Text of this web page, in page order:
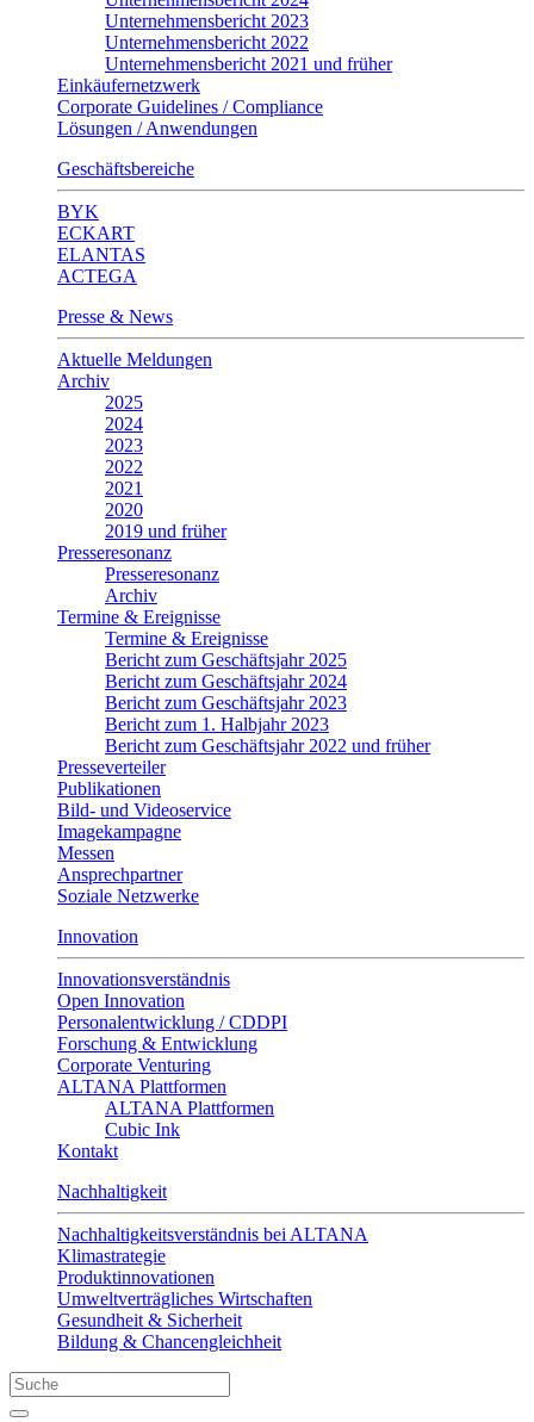
Unternehmensbericht 2023
Unternehmensbericht 2022
Unternehmensbericht 2021 und früher
Einkäufernetzwerk
Corporate Guidelines / Compliance
Lösungen / Anwendungen
Geschäftsbereiche
BYK
ECKART
ELANTAS
ACTEGA
Presse & News
Aktuelle Meldungen
Archiv
2025
2024
2023
2022
2021
2020
2019 und früher
Presseresonanz
Presseresonanz
Archiv
Termine & Ereignisse
Termine & Ereignisse
Bericht zum Geschäftsjahr 2025
Bericht zum Geschäftsjahr 2024
Bericht zum Geschäftsjahr 2023
Bericht zum 1. Halbjahr 2023
Bericht zum Geschäftsjahr 2022 und früher
Presseverteiler
Publikationen
Bild- und Videoservice
Imagekampagne
Messen
Ansprechpartner
Soziale Netzwerke
Innovation
Innovationsverständnis
Open Innovation
Personalentwicklung / CDDPI
Forschung & Entwicklung
Corporate Venturing
ALTANA Plattformen
ALTANA Plattformen
Cubic Ink
Kontakt
Nachhaltigkeit
Nachhaltigkeitsverständnis bei ALTANA
Klimastrategie
Produktinnovationen
Umweltverträgliches Wirtschaften
Gesundheit & Sicherheit
Bildung & Chancengleichheit